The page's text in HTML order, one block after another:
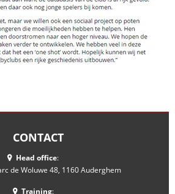
CONTACT
Head office:
de Woluwe 48, 1160 Auderghem
Training: